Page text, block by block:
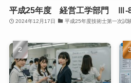
平成25年度 経営工学部門 Ⅲ-
2024年12月17日 平成25年度技術士第一次試